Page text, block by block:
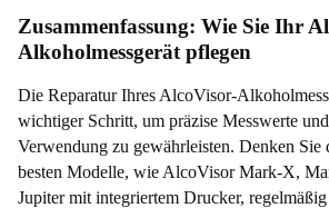
Zusammenfassung: Wie Sie Ihr
Alkoholmessgerät pflegen
Die Reparatur Ihres AlcoVisor-
wichtiger Schritt, um präzise Messwerte
Verwendung zu gewährleisten. Denken Sie
besten Modelle, wie AlcoVisor Mark-X,
Jupiter mit integriertem Drucker,